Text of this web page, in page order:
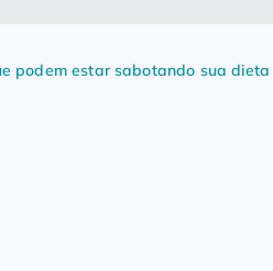
podem estar sabotando sua dieta